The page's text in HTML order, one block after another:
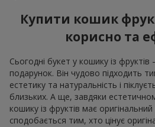
Купити кошик
корисно та
Сьогодні букет у кошику із
подарунок. Він чудово підходить
естетику та натуральність і
близьких. А ще, завдяки
кошику із фруктів має
сподобається тим, хто цінує